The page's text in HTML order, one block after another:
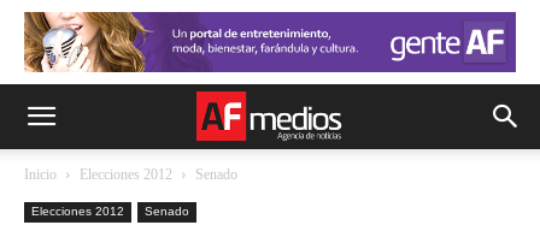
Inicio Elecciones 2012 Senado
Elecciones 2012 Senado